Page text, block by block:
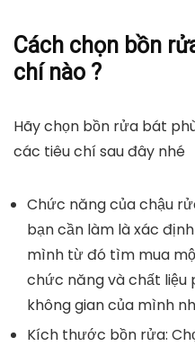
​Cách chọn bồn
chí nào ?
Hãy chọn bồn rửa bát
các tiêu chí sau đây nhé
Chức năng của chậu
bạn cần làm là xác
mình từ đó tìm mua
chức năng và chất liệu
không gian của mình
Kích thước bồn rửa: